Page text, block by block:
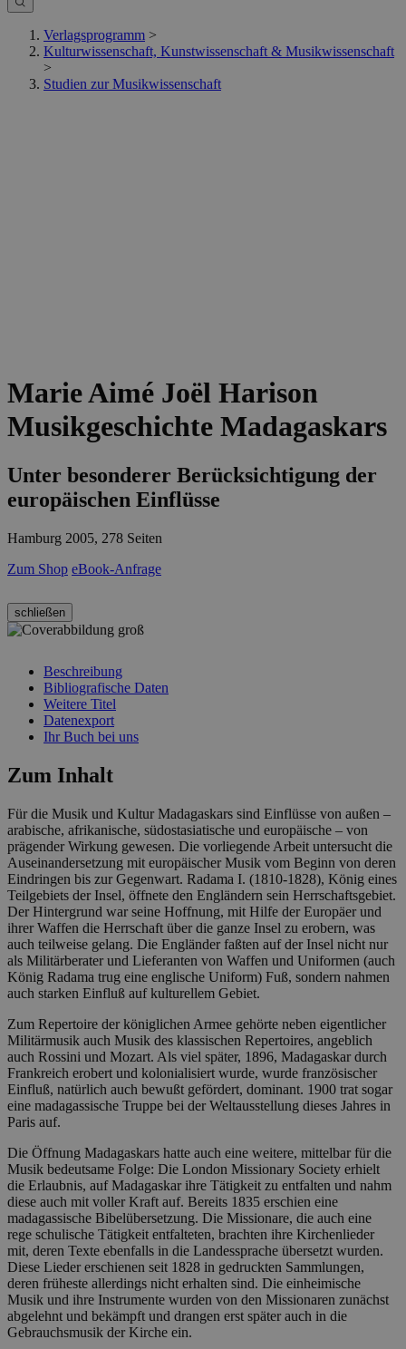
Verlagsprogramm >
Kulturwissenschaft, Kunstwissenschaft & Musikwissenschaft
>
Studien zur Musikwissenschaft
Marie Aimé Joël Harison
Musikgeschichte Madagaskars
Unter besonderer Berücksichtigung der
europäischen Einflüsse
Hamburg 2005, 278 Seiten
Zum Shop eBook-Anfrage
schließen
Beschreibung
Bibliografische Daten
Weitere Titel
Datenexport
Ihr Buch bei uns
Zum Inhalt
Für die Musik und Kultur Madagaskars sind Einflüsse von außen –
arabische, afrikanische, südostasiatische und europäische – von
prägender Wirkung gewesen. Die vorliegende Arbeit untersucht die
Auseinandersetzung mit europäischer Musik vom Beginn von deren
Eindringen bis zur Gegenwart. Radama I. (1810-1828), König eines
Teilgebiets der Insel, öffnete den Engländern sein Herrschaftsgebiet.
Der Hintergrund war seine Hoffnung, mit Hilfe der Europäer und
ihrer Waffen die Herrschaft über die ganze Insel zu erobern, was
auch teilweise gelang. Die Engländer faßten auf der Insel nicht nur
als Militärberater und Lieferanten von Waffen und Uniformen (auch
König Radama trug eine englische Uniform) Fuß, sondern nahmen
auch starken Einfluß auf kulturellem Gebiet.
Zum Repertoire der königlichen Armee gehörte neben eigentlicher
Militärmusik auch Musik des klassischen Repertoires, angeblich
auch Rossini und Mozart. Als viel später, 1896, Madagaskar durch
Frankreich erobert und kolonialisiert wurde, wurde französischer
Einfluß, natürlich auch bewußt gefördert, dominant. 1900 trat sogar
eine madagassische Truppe bei der Weltausstellung dieses Jahres in
Paris auf.
Die Öffnung Madagaskars hatte auch eine weitere, mittelbar für die
Musik bedeutsame Folge: Die London Missionary Society erhielt
die Erlaubnis, auf Madagaskar ihre Tätigkeit zu entfalten und nahm
diese auch mit voller Kraft auf. Bereits 1835 erschien eine
madagassische Bibelübersetzung. Die Missionare, die auch eine
rege schulische Tätigkeit entfalteten, brachten ihre Kirchenlieder
mit, deren Texte ebenfalls in die Landessprache übersetzt wurden.
Diese Lieder erschienen seit 1828 in gedruckten Sammlungen,
deren früheste allerdings nicht erhalten sind. Die einheimische
Musik und ihre Instrumente wurden von den Missionaren zunächst
abgelehnt und bekämpft und drangen erst später auch in die
Gebrauchsmusik der Kirche ein.